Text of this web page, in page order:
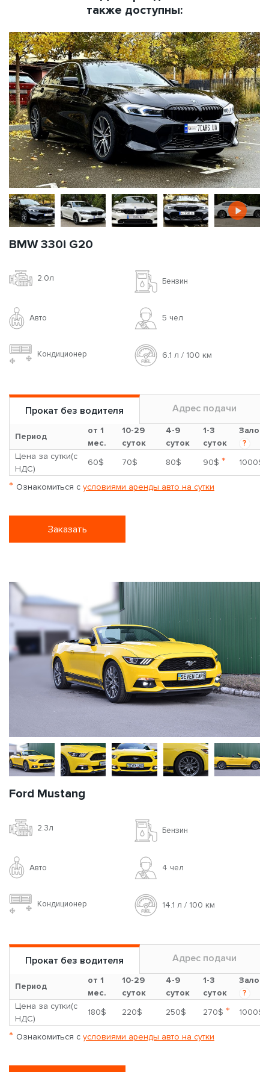
также доступны:
BMW 330i G20
2.0л Бензин
Авто 5 чел
Кондиционер 6.1 л / 100 км
Прокат без водителя Адрес подачи
Период
от 1
мес.
10-29
суток
4-9
суток
1-3
суток
Залог
?
Цена за сутки(с
НДС)
60$ 70$ 80$ 90$ * 1000$
* Ознакомиться с условиями аренды авто на сутки
Заказать
Ford Mustang
2.3л Бензин
Авто 4 чел
Кондиционер 14.1 л / 100 км
Прокат без водителя Адрес подачи
Период
от 1
мес.
10-29
суток
4-9
суток
1-3
суток
Залог
?
Цена за сутки(с
НДС)
180$ 220$ 250$ 270$ * 1000$
* Ознакомиться с условиями аренды авто на сутки